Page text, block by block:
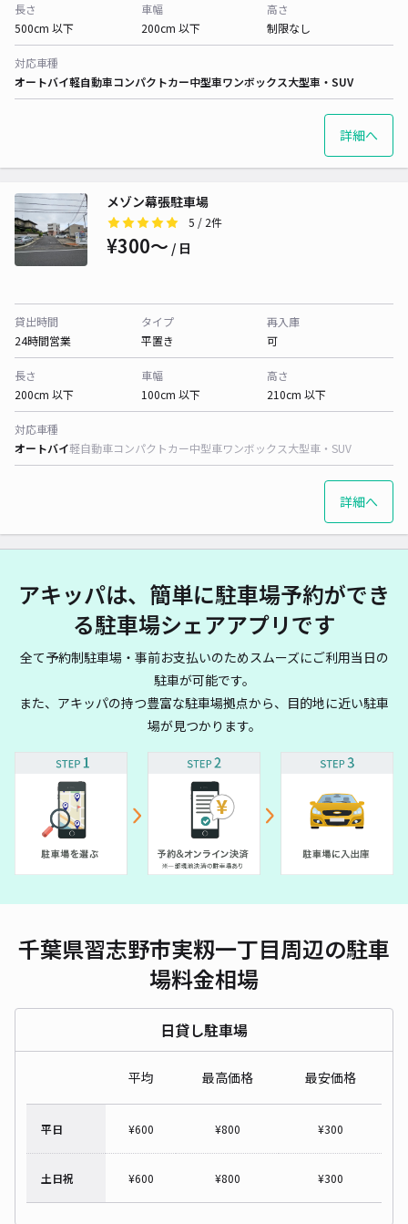
長さ
500cm 以下
車幅
200cm 以下
高さ
制限なし
対応車種
オートバイ軽自動車コンパクトカー中型車ワンボックス大型車・SUV
詳細へ
メゾン幕張駐車場
5 / 2件
¥300〜 / 日
貸出時間
24時間営業
タイプ
平置き
再入庫
可
長さ
200cm 以下
車幅
100cm 以下
高さ
210cm 以下
対応車種
オートバイ軽自動車コンパクトカー中型車ワンボックス大型車・SUV
詳細へ
アキッパは、簡単に駐車場予約ができ
る駐車場シェアアプリです
全て予約制駐車場・事前お支払いのためスムーズにご利用当日の
駐車が可能です。
また、アキッパの持つ豊富な駐車場拠点から、目的地に近い駐車
場が見つかります。
千葉県習志野市実籾一丁目周辺の駐車
場料金相場
日貸し駐車場
平均 最高価格 最安価格
平日 ¥600 ¥800 ¥300
土日祝 ¥600 ¥800 ¥300